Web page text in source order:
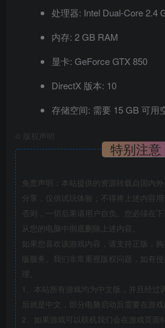
处理器: Intel Dual-Core 2.4
内存: 2 GB RAM
显卡: GeForce GTX 850
DirectX 版本: 10
存储空间: 需要 15 GB 可用
版权声明
特别注意
免责声明：本站提供的资源转载自国内
分享，仅供试玩体验；不得将上述内容
否则，一切后果请用户自负。您必须在
从您的电脑中彻底删除上述内容。
如果您喜欢该游戏内容，请支持正版，
版服务。我们非常重视版权问题，如有
理。
1、本站所有游戏均为中文版，并且经过
后就是中文，部分电脑启动后需要在游戏
2、如果游戏可以联机我们会在游戏页面